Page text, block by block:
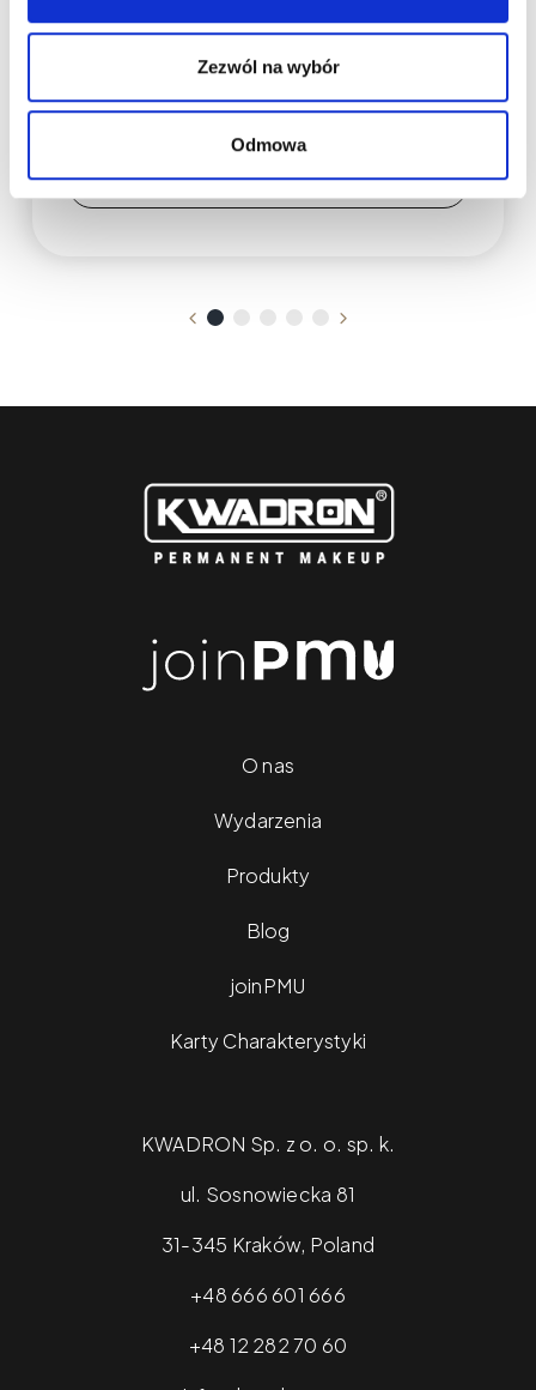
Zezwól na wybór
Odmowa
Dowiedz się, jak radzić sobie z trudnymi
klientkami w PMU. Poznaj zasady zadatków,
odmowy zabiegu, reagowania na negatywne
Czytaj więcej
O nas
Wydarzenia
Produkty
Blog
joinPMU
Karty Charakterystyki
KWADRON Sp. z o. o. sp. k.
ul. Sosnowiecka 81
31-345 Kraków, Poland
+48 666 601 666
+48 12 282 70 60